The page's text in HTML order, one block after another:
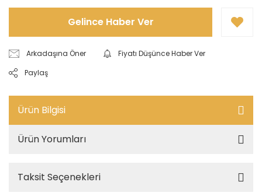
Gelince Haber Ver
Arkadaşına Öner
Fiyatı Düşünce Haber Ver
Paylaş
Ürün Bilgisi
Ürün Yorumları
Taksit Seçenekleri